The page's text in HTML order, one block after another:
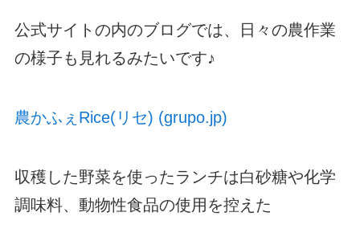
公式サイトの内のブログでは、日々の農作業
の様子も見れるみたいです♪
農かふぇRice(リセ) (grupo.jp)
収穫した野菜を使ったランチは白砂糖や化学
調味料、動物性食品の使用を控えた